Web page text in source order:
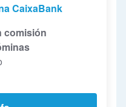
CaixaBank
comisión